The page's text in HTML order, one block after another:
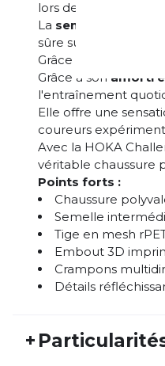
lors des courses
La semelle
sûre sur les surfaces
Grâce à ses détails
Grâce à son amorti
l'entraînement
Elle offre une
coureurs
Avec la HOKA
véritable chaussure
Points forts :
Chaussure
Semelle
Tige en mesh
Embout 3D
Crampons
Détails
+